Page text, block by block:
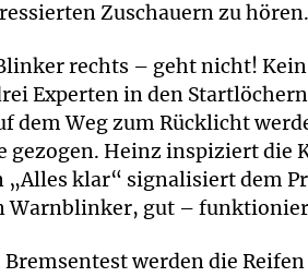
Zuschauern zu
rechts – geht nicht!
Experten in den
dem Weg zum Rücklicht
gezogen. Heinz inspiziert die
„Alles klar“ signalisiert dem
Warnblinker, gut –
Bremsentest werden die